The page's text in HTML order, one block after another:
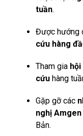
tuần.
Được hướng
cứu hàng
Tham gia
cứu hàng
Gặp gỡ các
nghị
Bản.